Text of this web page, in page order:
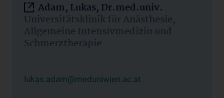
Adam, Lukas, Dr.med.univ.
Universitätsklinik für Anästhesie,
Allgemeine Intensivmedizin und
Schmerztherapie
lukas.adam@meduniwien.ac.at